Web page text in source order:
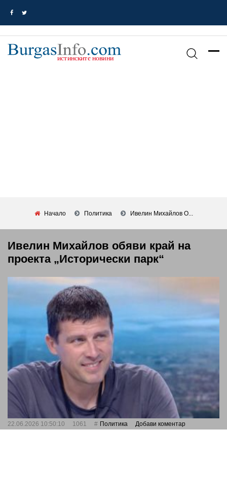
Начало Политика Ивелин Михайлов О...
Ивелин Михайлов обяви край на
проекта „Исторически парк“
22.06.2026 10:50:10 1061 Политика Добави коментар